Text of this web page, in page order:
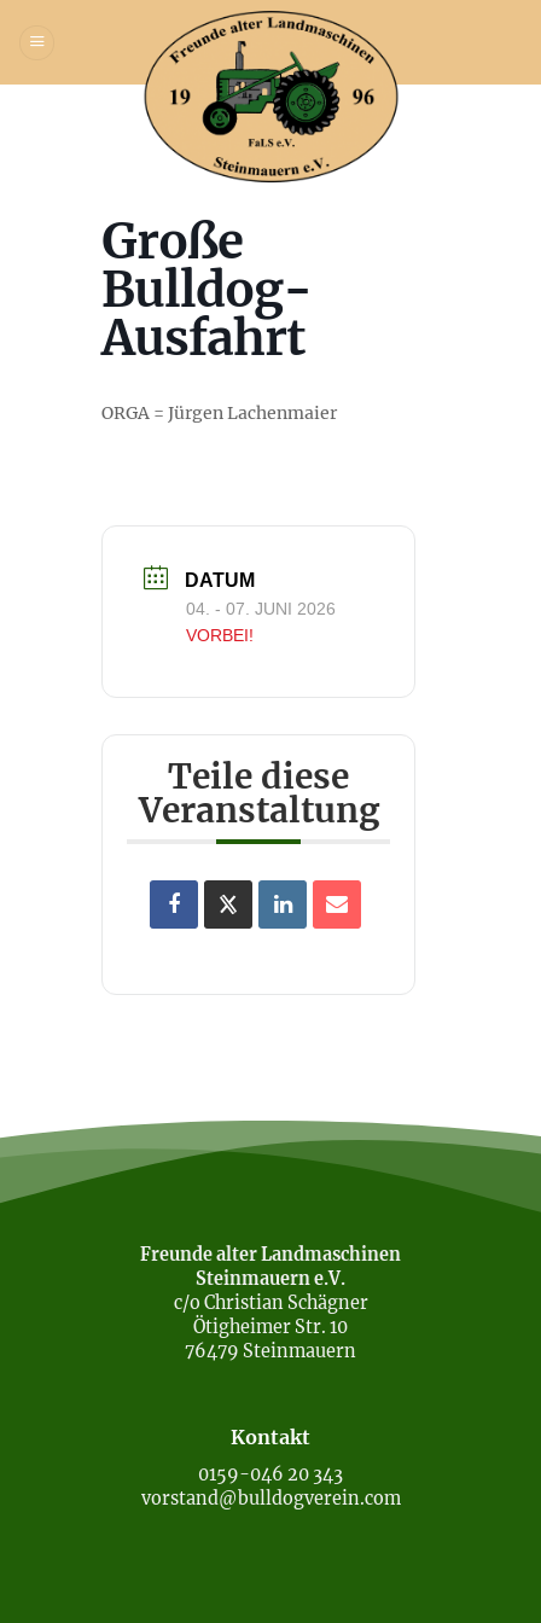
Inhalt
Große
Bulldog-
Ausfahrt
ORGA = Jürgen Lachenmaier
DATUM
04. - 07. JUNI 2026
VORBEI!
Teile diese
Veranstaltung
Freunde alter Landmaschinen
Steinmauern e.V.
c/o Christian Schägner
Ötigheimer Str. 10
76479 Steinmauern
Kontakt
0159-046 20 343
vorstand@bulldogverein.com